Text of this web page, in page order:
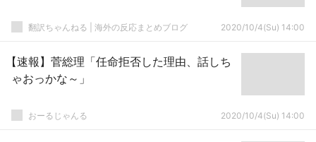
翻訳ちゃんねる | 海外の反応まとめブログ 2020/10/4(Su) 14:00
【速報】菅総理「任命拒否した理由、話しち
ゃおっかな～」
おーるじゃんる 2020/10/4(Su) 14:00